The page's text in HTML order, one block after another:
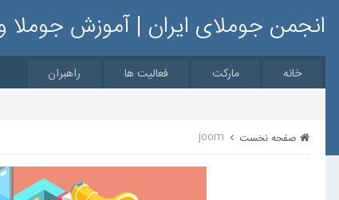
انجمن جوملای ایران | آموزش
خانه مارکت فعالیت ها راهبران
صفحه نخست joom